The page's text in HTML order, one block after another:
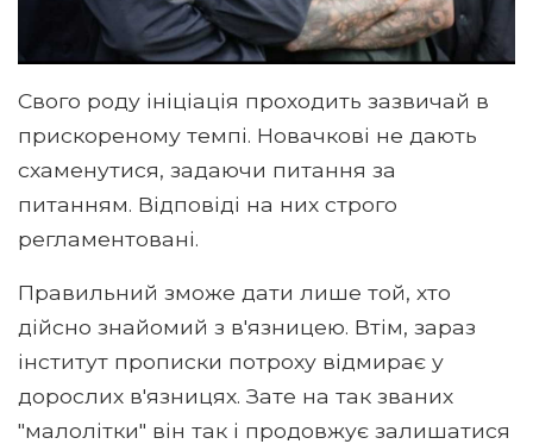
Свого роду ініціація проходить зазвичай в
прискореному темпі. Новачкові не дають
схаменутися, задаючи питання за
питанням. Відповіді на них строго
регламентовані.
Правильний зможе дати лише той, хто
дійсно знайомий з в'язницею. Втім, зараз
інститут прописки потроху відмирає у
дорослих в'язницях. Зате на так званих
"малолітки" він так і продовжує залишатися